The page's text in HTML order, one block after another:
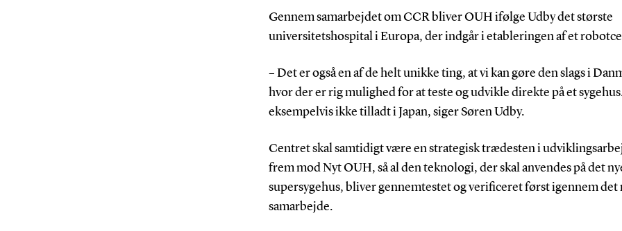
Gennem samarbejdet om CCR bliver OUH ifølge Udby det største
universitetshospital i Europa, der indgår i etableringen af et
– Det er også en af de helt unikke ting, at vi kan gøre den slags i
hvor der er rig mulighed for at teste og udvikle direkte på et
eksempelvis ikke tilladt i Japan, siger Søren Udby.
Centret skal samtidigt være en strategisk trædesten i
frem mod Nyt OUH, så al den teknologi, der skal anvendes på det
supersygehus, bliver gennemtestet og verificeret først igennem det
samarbejde.